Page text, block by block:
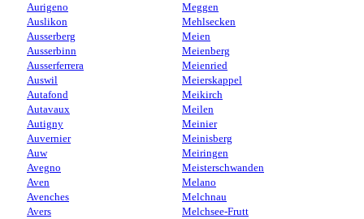
Aurigeno
Auslikon
Ausserberg
Ausserbinn
Ausserferrera
Auswil
Autafond
Autavaux
Autigny
Auvernier
Auw
Avegno
Aven
Avenches
Avers
Meggen
Mehlsecken
Meien
Meienberg
Meienried
Meierskappel
Meikirch
Meilen
Meinier
Meinisberg
Meiringen
Meisterschwanden
Melano
Melchnau
Melchsee-Frutt